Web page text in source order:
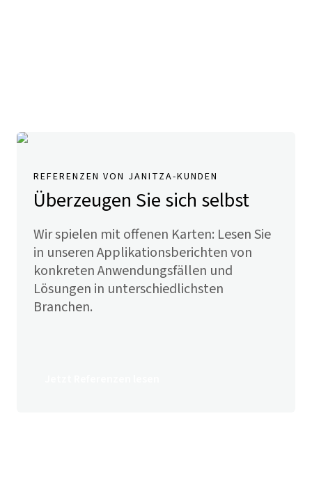
REFERENZEN VON JANITZA-KUNDEN
Überzeugen Sie sich selbst
Wir spielen mit offenen Karten: Lesen Sie
in unseren Applikationsberichten von
konkreten Anwendungsfällen und
Lösungen in unterschiedlichsten
Branchen.